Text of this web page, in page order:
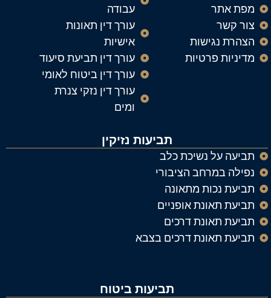
מפת אתר
צור קשר
הצהרת נגישות
מדיניות פרטיות
עבודה
עורך דין תאונות
אישיות
עורך דין תביעת סיעוד
עורך דין ביטוח לאומי
עורך דין נזקי צנרת
ומים
תביעות נזיקין
תביעה על נשיכת כלב
נפילה במרחב הציבורי
תביעת נכות מתאונה
תביעת תאונת אופניים
תביעת תאונת דרכים
תביעת תאונת דרכים בצבא
תביעות ביטוח